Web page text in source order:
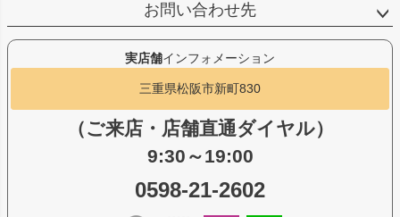
お問い合わせ先
実店舗インフォメーション
三重県松阪市新町830
（ご来店・店舗直通ダイヤル）
9:30～19:00
0598-21-2602